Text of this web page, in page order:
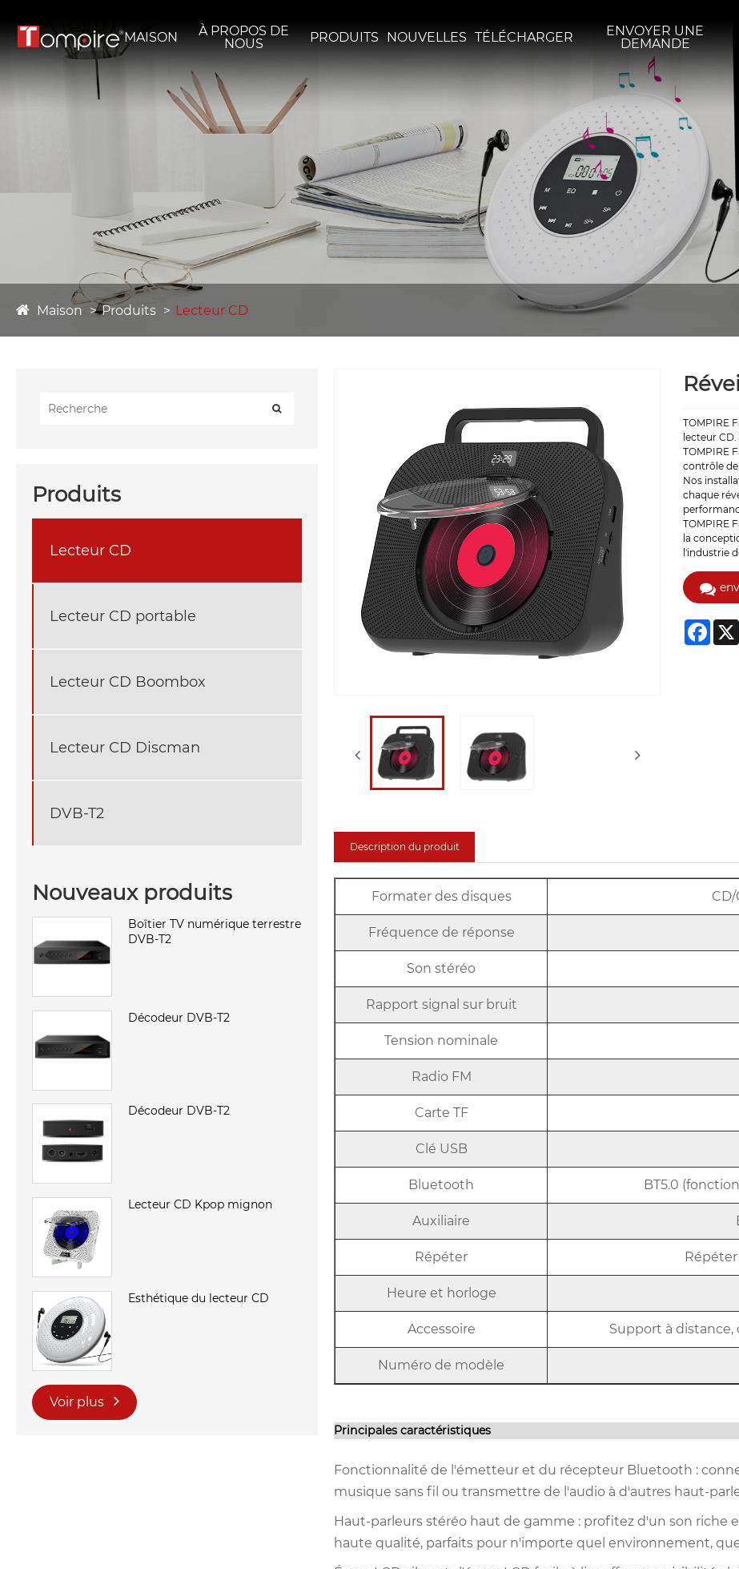
MAISON
À PROPOS DE
NOUS
PRODUITS NOUVELLES TÉLÉCHARGER
ENVOYER UNE
DEMANDE
Maison Produits Lecteur CD
Produits
Lecteur CD
Lecteur CD portable
Lecteur CD Boombox
Lecteur CD Discman
DVB-T2
Nouveaux produits
Boîtier TV numérique terrestre
DVB-T2
Décodeur DVB-T2
Décodeur DVB-T2
Lecteur CD Kpop mignon
Esthétique du lecteur CD
Voir plus
TOMPIRE
lecteur
TOMPIRE
contrôle
Nos
chaque
TOMPIRE
la
l'industrie
Description du produit
Formater des disques
Fréquence de réponse
Son stéréo
Rapport signal sur bruit
Tension nominale
Radio FM
Carte TF
Clé USB
Bluetooth BT5.0
Auxiliaire
Répéter
Heure et horloge
Accessoire Support à
Numéro de modèle
Principales caractéristiques
Fonctionnalité de l'émetteur et du récepteur Bluetooth :
musique sans fil ou transmettre de l'audio à d'autres haut-
Haut-parleurs stéréo haut de gamme : profitez d'un son riche
haute qualité, parfaits pour n'importe quel environnement,